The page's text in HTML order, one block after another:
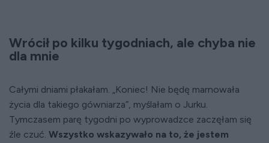
Wrócił po kilku tygodniach, ale chyba nie
dla mnie
Całymi dniami płakałam. „Koniec! Nie będę marnowała
życia dla takiego gówniarza”, myślałam o Jurku.
Tymczasem parę tygodni po wyprowadzce zaczęłam się
źle czuć. Wszystko wskazywało na to, że jestem